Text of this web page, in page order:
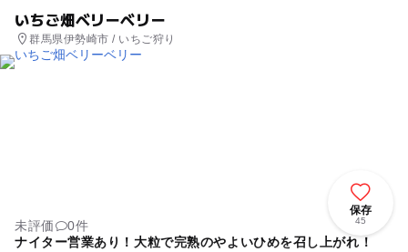
いちご畑ベリーベリー
群馬県伊勢崎市 / いちご狩り
保存
45
未評価
0件
ナイター営業あり！大粒で完熟のやよいひめを召し上がれ！